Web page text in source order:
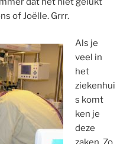
of Joëlle. Grrr.
Als je
veel in
het
ziekenhui
s komt
ken je
deze